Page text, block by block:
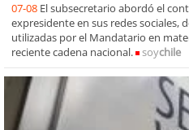
07-08 El subsecretario abordó el
expresidente en sus redes sociales,
utilizadas por el Mandatario en
reciente cadena nacional.
soychile